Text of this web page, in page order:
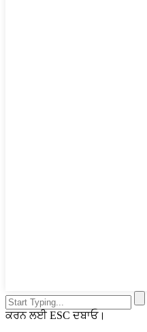
ਕਰਨ ਲਈ ESC ਦਬਾਓ।